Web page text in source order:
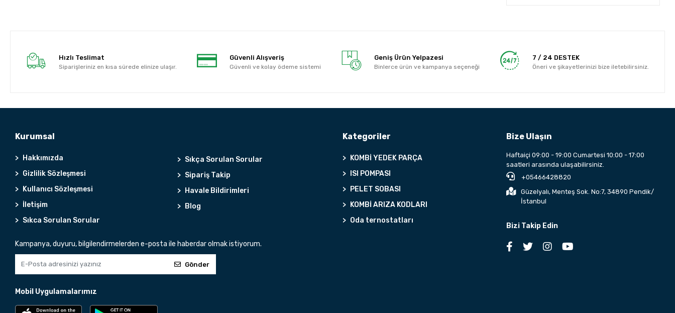
Hızlı Teslimat
Siparişleriniz en kısa sürede elinize ulaşır.
Güvenli Alışveriş
Güvenli ve kolay ödeme sistemi
Geniş Ürün Yelpazesi
Binlerce ürün ve kampanya seçeneği
7 / 24 DESTEK
Öneri ve şikayetlerinizi bize iletebilirsiniz.
Kurumsal
Hakkımızda
Gizlilik Sözleşmesi
Kullanıcı Sözleşmesi
İletişim
Sıkca Sorulan Sorular
Sıkça Sorulan Sorular
Sipariş Takip
Havale Bildirimleri
Blog
Kampanya, duyuru, bilgilendirmelerden e-posta ile haberdar olmak istiyorum.
Gönder
Mobil Uygulamalarımız
Kategoriler
KOMBİ YEDEK PARÇA
ISI POMPASI
PELET SOBASI
KOMBİ ARIZA KODLARI
Oda ternostatları
Bize Ulaşın
Haftaiçi 09:00 - 19:00 Cumartesi 10:00 - 17:00
saatleri arasında ulaşabilirsiniz.
+05466428820
Güzelyalı, Menteş Sok. No:7, 34890 Pendik/
İstanbul
Bizi Takip Edin